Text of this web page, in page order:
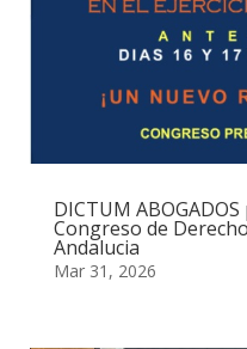
DICTUM
Congreso de
Andalucia
Mar 31, 2026